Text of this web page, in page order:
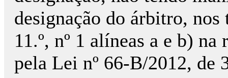
designação do árbitro,
11.º, nº 1 alíneas a e b)
pela Lei nº 66-B/2012, de